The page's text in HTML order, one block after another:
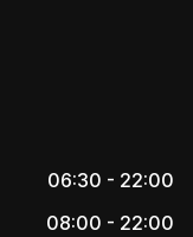
06:30 - 22:00
08:00 - 22:00